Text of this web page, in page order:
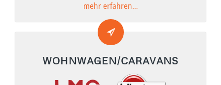
mehr erfahren…
WOHNWAGEN/CARAVANS